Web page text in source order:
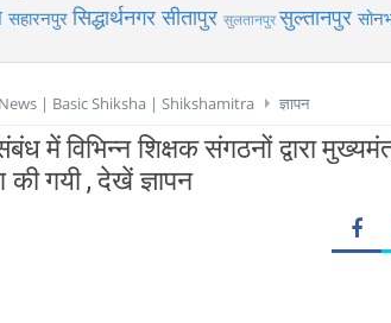
सहारनपुर सिद्धार्थनगर सीतापुर सुलतानपुरसुल्तानपुर
News | Basic Shiksha | Shikshamitra ज्ञापन
विभिन्न शिक्षक संगठनों द्वारा
की गयी , देखें ज्ञापन